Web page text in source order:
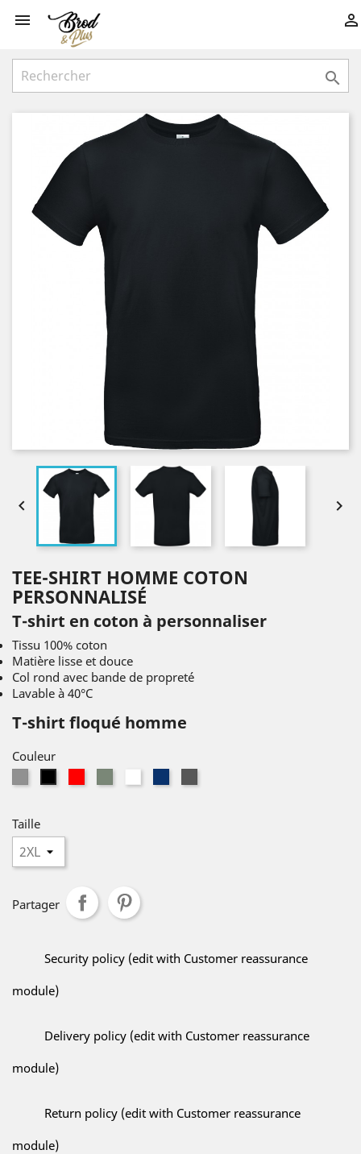
 

 
TEE-SHIRT HOMME COTON
PERSONNALISÉ
T-shirt en coton à personnaliser
Tissu 100% coton
Matière lisse et douce
Col rond avec bande de propreté
Lavable à 40°C
T-shirt floqué homme
Couleur
Taille
Partager
Security policy (edit with Customer reassurance
module)
Delivery policy (edit with Customer reassurance
module)
Return policy (edit with Customer reassurance
module)